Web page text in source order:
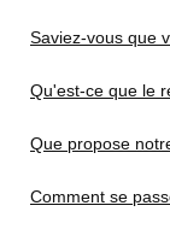
Saviez-vous que
Qu'est-ce que le
Que propose
Comment se